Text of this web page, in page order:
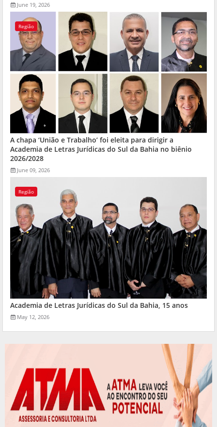
June 19, 2026
Região
A chapa ‘União e Trabalho’ foi eleita para dirigir a
Academia de Letras Jurídicas do Sul da Bahia no biênio
2026/2028
June 09, 2026
Região
Academia de Letras Jurídicas do Sul da Bahia, 15 anos
May 12, 2026